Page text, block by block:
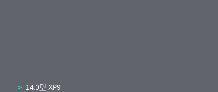
14.0型 XP9